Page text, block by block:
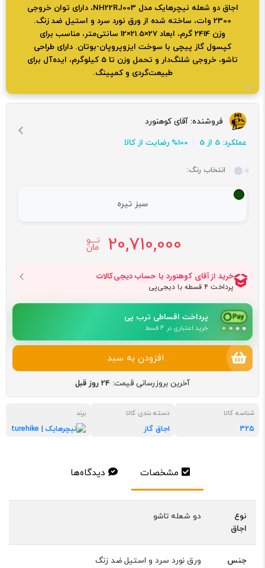
اجاق دو شعله نیچرهایک مدل NH22RJ003، دارای توان خروجی
2300 وات، ساخته شده از ورق نورد سرد و استیل ضد زنگ.
وزن 2414 گرم، ابعاد 27×21.5×12 سانتی‌متر، مناسب برای
کپسول گاز پیچی با سوخت ایزوپروپان-بوتان. دارای طراحی
تاشو، خروجی شلنگ‌دار و تحمل وزن تا 5 کیلوگرم، ایده‌آل برای
طبیعت‌گردی و کمپینگ.
فروشنده: آقای کوهنورد
عملکرد: 5 از 5
100% رضایت از کالا
انتخاب رنگ:
سبز تیره
20,710,000
پرداخت اقساطی ترب پی
خرید اعتباری در 4 قسط
افزودن به سبد
آخرین بروزرسانی قیمت: 24 روز قبل
شناسه کالا
325
دسته بندی کالا
اجاق گاز
برند
مشخصات دیدگاه‌ها
نوع
اجاق
دو شعله تاشو
جنس ورق نورد سرد و استیل ضد زنگ